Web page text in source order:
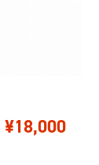
¥18,000